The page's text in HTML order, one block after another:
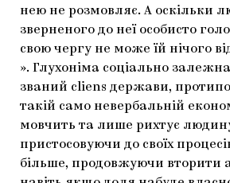
нею не розмовляє. А оскільки
зверненого до неї особисто
свою чергу не може їй нічого
». Глухоніма соціально
званий cliens держави,
такій само невербальній
мовчить та лише рихтує
пристосовуючи до своїх
більше, продовжуючи вторити